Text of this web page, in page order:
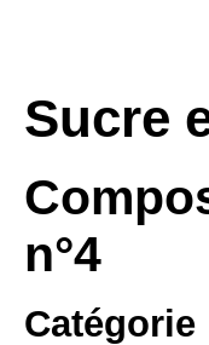
Sucre
n°4
Catégorie